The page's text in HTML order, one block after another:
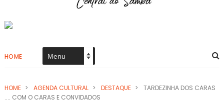
HOME
HOME > AGENDA CULTURAL > DESTAQUE >
TARDEZINHA DOS CARAS
.... COM O CARAS E CONVIDADOS